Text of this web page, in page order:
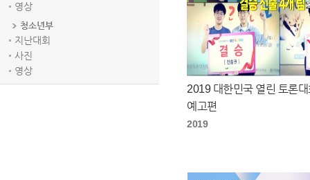
영상
청소년부
지난대회
사진
영상
2019 대한민국 열린 토론
예고편
2019